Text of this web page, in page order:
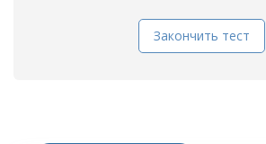
Закончить тест